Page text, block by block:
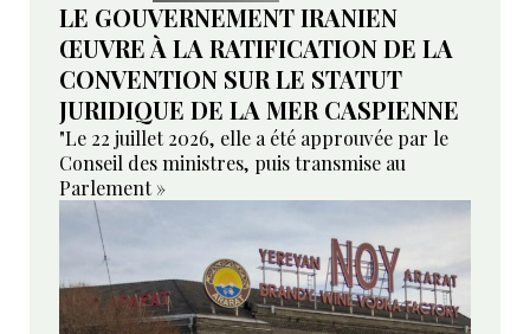
LE GOUVERNEMENT IRANIEN
ŒUVRE À LA RATIFICATION DE LA
CONVENTION SUR LE STATUT
JURIDIQUE DE LA MER CASPIENNE
"Le 22 juillet 2026, elle a été approuvée par le
Conseil des ministres, puis transmise au
Parlement »